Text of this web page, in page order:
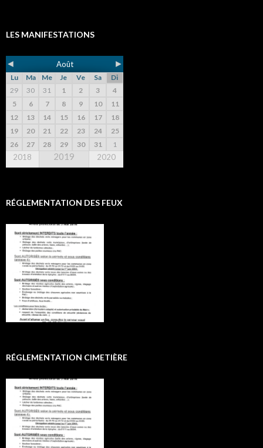
LES MANIFESTATIONS
◄ Août ►
Lu Ma Me Je Ve Sa
Di
29
30 31 1 2 3
4
5
6 7 8 9 10
11
12
13 14 15 16 17
18
19
20 21 22 23 24
25
26
27 28 29 30 31 1
2018 2019 2020
RÉGLEMENTATION DES FEUX
RÉGLEMENTATION CIMETIÈRE